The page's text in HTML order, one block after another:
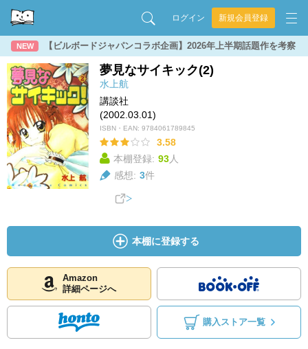
ログイン 新規会員登録
NEW 【ビルボードジャパンコラボ企画】2026年上半期話題作を考察
夢見なサイキック(2)
水上航
講談社
(2002.03.01)
ISBN・EAN: 9784061789845
3.58
本棚登録: 93人
感想: 3件
本棚に登録する
Amazon
詳細ページへ
購入ストア一覧